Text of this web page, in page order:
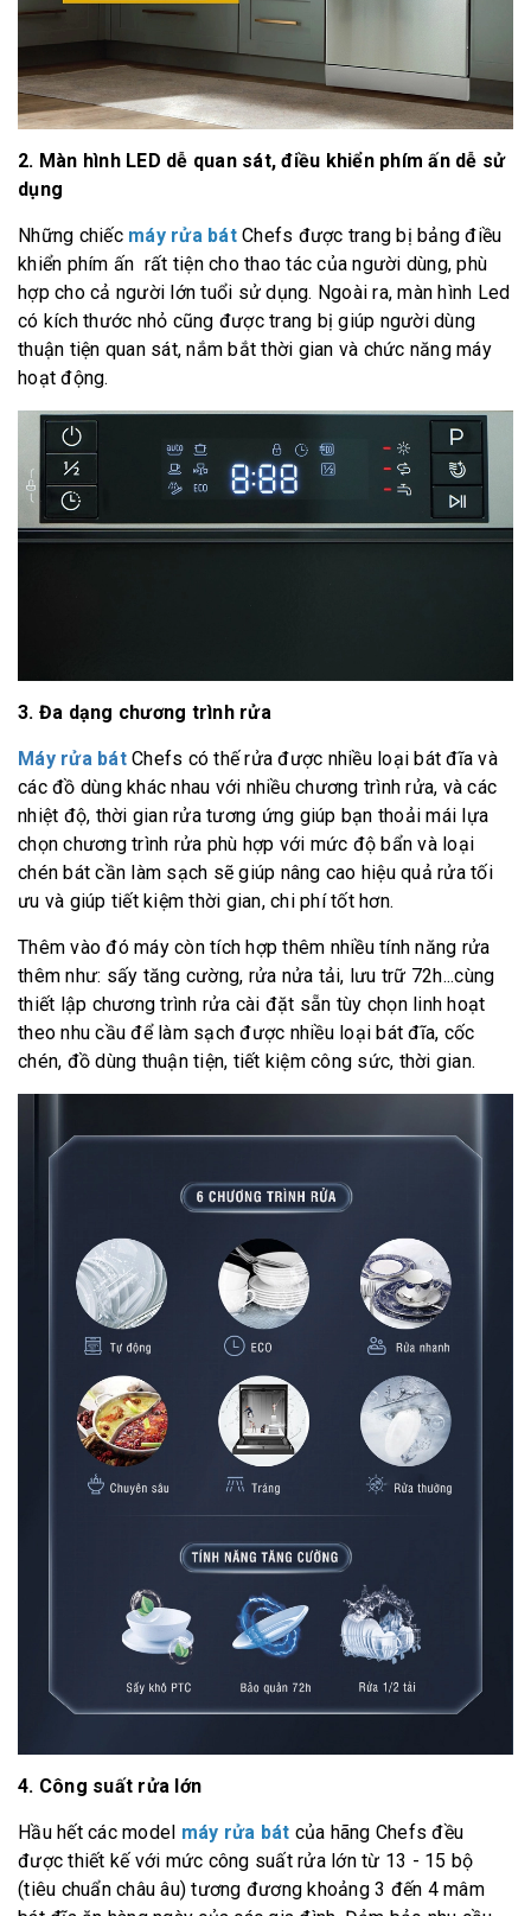
2. Màn hình LED dễ quan sát, điều khiển phím ấn dễ sử
dụng
Những chiếc máy rửa bátChefs được trang bị bảng điều
khiển phím ấn rất tiện cho thao tác của người dùng, phù
hợp cho cả người lớn tuổi sử dụng. Ngoài ra, màn hình Led
có kích thước nhỏ cũng được trang bị giúp người dùng
thuận tiện quan sát, nắm bắt thời gian và chức năng máy
hoạt động.
3. Đa dạng chương trình rửa
Máy rửa bátChefs có thế rửa được nhiều loại bát đĩa và
các đồ dùng khác nhau với nhiều chương trình rửa, và các
nhiệt độ, thời gian rửa tương ứng giúp bạn thoải mái lựa
chọn chương trình rửa phù hợp với mức độ bẩn và loại
chén bát cần làm sạch sẽ giúp nâng cao hiệu quả rửa tối
ưu và giúp tiết kiệm thời gian, chi phí tốt hơn.
Thêm vào đó máy còn tích hợp thêm nhiều tính năng rửa
thêm như: sấy tăng cường, rửa nửa tải, lưu trữ 72h...cùng
thiết lập chương trình rửa cài đặt sẵn tùy chọn linh hoạt
theo nhu cầu để làm sạch được nhiều loại bát đĩa, cốc
chén, đồ dùng thuận tiện, tiết kiệm công sức, thời gian.
4. Công suất rửa lớn
Hầu hết các model máy rửa bát của hãng Chefs đều
được thiết kế với mức công suất rửa lớn từ 13 - 15 bộ
(tiêu chuẩn châu âu) tương đương khoảng 3 đến 4 mâm